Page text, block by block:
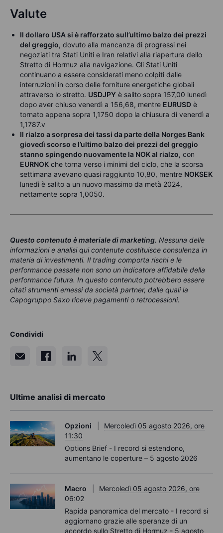
Valute
Il dollaro USA si è rafforzato sull’ultimo balzo dei prezzi
del greggio, dovuto alla mancanza di progressi nei
negoziati tra Stati Uniti e Iran relativi alla riapertura dello
Stretto di Hormuz alla navigazione. Gli Stati Uniti
continuano a essere considerati meno colpiti dalle
interruzioni in corso delle forniture energetiche globali
attraverso lo stretto. USDJPY è salito sopra 157,00 lunedì
dopo aver chiuso venerdì a 156,68, mentre EURUSD è
tornato appena sopra 1,1750 dopo la chiusura di venerdì a
1,1787.v
Il rialzo a sorpresa dei tassi da parte della Norges Bank
giovedì scorso e l’ultimo balzo dei prezzi del greggio
stanno spingendo nuovamente la NOK al rialzo, con
EURNOK che torna verso i minimi del ciclo, che la scorsa
settimana avevano quasi raggiunto 10,80, mentre NOKSEK
lunedì è salito a un nuovo massimo da metà 2024,
nettamente sopra 1,0050.
Questo contenuto è materiale di marketing. Nessuna delle
informazioni e analisi qui contenute costituisce consulenza in
materia di investimenti. Il trading comporta rischi e le
performance passate non sono un indicatore affidabile della
performance futura. In questo contenuto potrebbero essere
citati strumenti emessi da società partner, dalle quali la
Capogruppo Saxo riceve pagamenti o retrocessioni.
Condividi
Ultime analisi di mercato
Opzioni
Mercoledì 05 agosto 2026, ore
11:30
Options Brief - I record si estendono,
aumentano le coperture – 5 agosto 2026
Macro
Mercoledì 05 agosto 2026, ore
06:02
Rapida panoramica del mercato - I record si
aggiornano grazie alle speranze di un
accordo sullo Stretto di Hormuz - 5 agosto